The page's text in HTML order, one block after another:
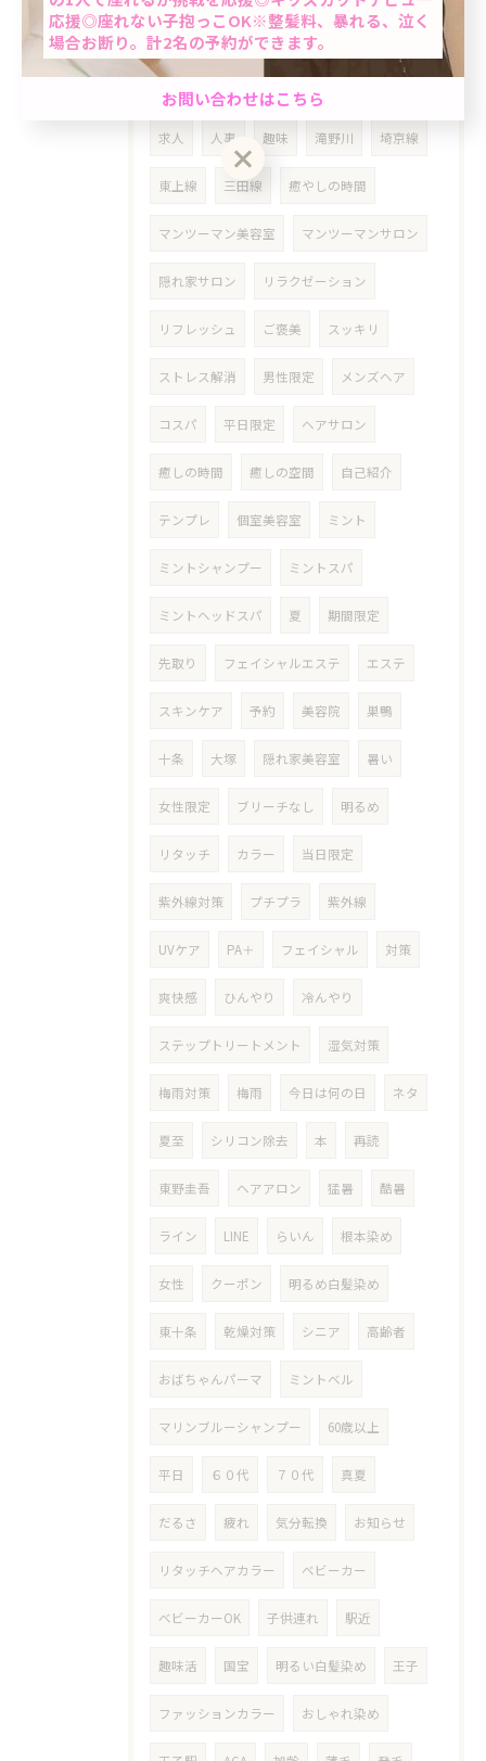
若返り 在宅 在宅ワーク
テレワーク 隙間時間
求人 人事 趣味 滝野川 埼京線
東上線 三田線 癒やしの時間
マンツーマン美容室 マンツーマンサロン
隠れ家サロン リラクゼーション
リフレッシュ ご褒美 スッキリ
ストレス解消 男性限定 メンズヘア
コスパ 平日限定 ヘアサロン
癒しの時間 癒しの空間 自己紹介
テンプレ 個室美容室 ミント
ミントシャンプー ミントスパ
ミントヘッドスパ 夏 期間限定
先取り フェイシャルエステ エステ
スキンケア 予約 美容院 巣鴨
十条 大塚 隠れ家美容室 暑い
女性限定 ブリーチなし 明るめ
リタッチ カラー 当日限定
紫外線対策 プチプラ 紫外線
UVケア PA＋ フェイシャル 対策
爽快感 ひんやり 冷んやり
ステップトリートメント 湿気対策
梅雨対策 梅雨 今日は何の日 ネタ
夏至 シリコン除去 本 再読
東野圭吾 ヘアアロン 猛暑 酷暑
ライン LINE らいん 根本染め
女性 クーポン 明るめ白髪染め
東十条 乾燥対策 シニア 高齢者
おばちゃんパーマ ミントベル
マリンブルーシャンプー 60歳以上
平日 ６０代 ７０代 真夏
だるさ 疲れ 気分転換 お知らせ
リタッチヘアカラー ベビーカー
ベビーカーOK 子供連れ 駅近
趣味活 国宝 明るい白髪染め 王子
ファッションカラー おしゃれ染め
クーポン一覧はこちら
応援◎座れない子抱っこOK※整髪料、暴れる、泣く
場合お断り。計2名の予約ができます。
お問い合わせはこちら
男性限定★最短60分で完了のクイック白髪染め＆カ
ット☆「ちょっと気になる…」を気軽にケア。週末
前におすすめ◎自然で清潔感のある仕上がり☆
お問い合わせはこちら